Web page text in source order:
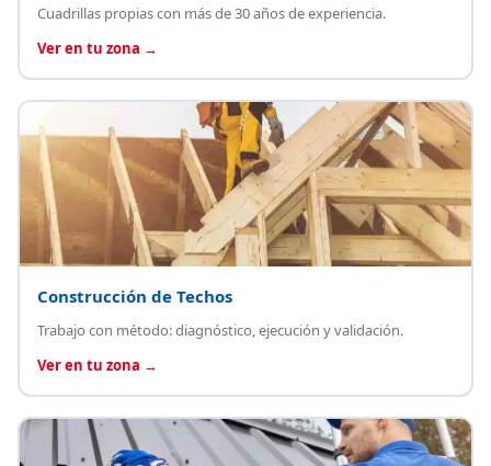
Cuadrillas propias con más de 30 años de experiencia.
Ver en tu zona →
Construcción de Techos
Trabajo con método: diagnóstico, ejecución y validación.
Ver en tu zona →